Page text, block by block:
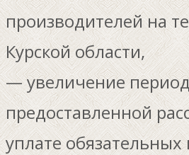
производителей на
Курской области,
— увеличение
предоставленной
уплате